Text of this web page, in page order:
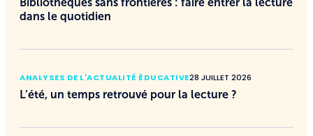
dans le quotidien
ANALYSES DE L'ACTUALITÉ ÉDUCATIVE28 JUILLET 2026
L’été, un temps retrouvé pour la lecture ?